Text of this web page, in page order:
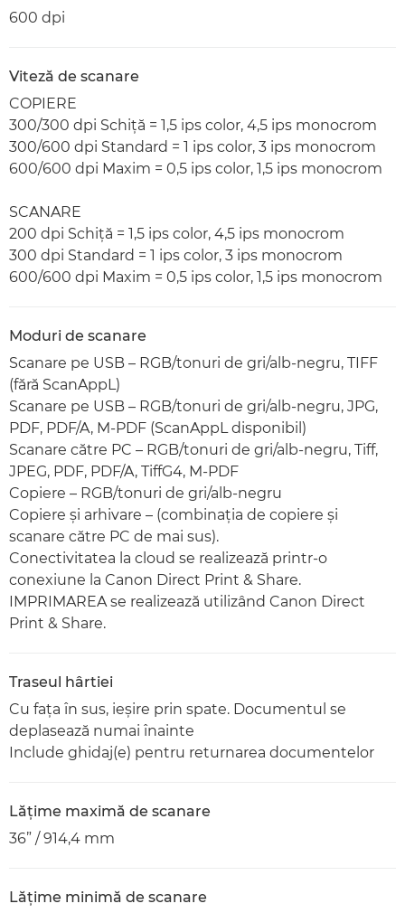
600 dpi
Viteză de scanare
COPIERE
300/300 dpi Schiţă = 1,5 ips color, 4,5 ips monocrom
300/600 dpi Standard = 1 ips color, 3 ips monocrom
600/600 dpi Maxim = 0,5 ips color, 1,5 ips monocrom
SCANARE
200 dpi Schiţă = 1,5 ips color, 4,5 ips monocrom
300 dpi Standard = 1 ips color, 3 ips monocrom
600/600 dpi Maxim = 0,5 ips color, 1,5 ips monocrom
Moduri de scanare
Scanare pe USB – RGB/tonuri de gri/alb-negru, TIFF
(fără ScanAppL)
Scanare pe USB – RGB/tonuri de gri/alb-negru, JPG,
PDF, PDF/A, M-PDF (ScanAppL disponibil)
Scanare către PC – RGB/tonuri de gri/alb-negru, Tiff,
JPEG, PDF, PDF/A, TiffG4, M-PDF
Copiere – RGB/tonuri de gri/alb-negru
Copiere şi arhivare – (combinaţia de copiere şi
scanare către PC de mai sus).
Conectivitatea la cloud se realizează printr-o
conexiune la Canon Direct Print & Share.
IMPRIMAREA se realizează utilizând Canon Direct
Print & Share.
Traseul hârtiei
Cu faţa în sus, ieşire prin spate. Documentul se
deplasează numai înainte
Include ghidaj(e) pentru returnarea documentelor
Lăţime maximă de scanare
36” / 914,4 mm
Lăţime minimă de scanare